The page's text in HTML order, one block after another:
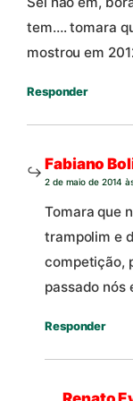
tem…. tomara
mostrou em
Responder
Fabiano
2 de maio de 2014
Tomara que
trampolim e
competição,
passado nós
Responder